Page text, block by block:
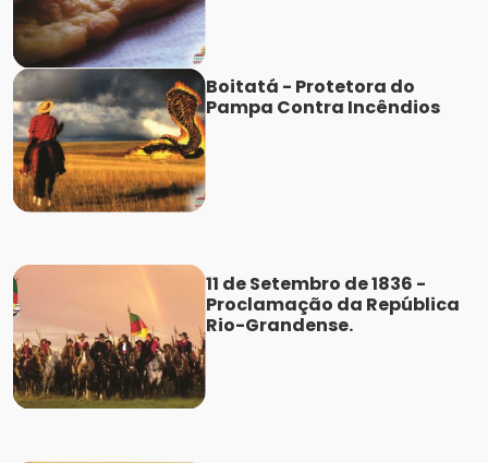
Boitatá - Protetora do
Pampa Contra Incêndios
11 de Setembro de 1836 -
Proclamação da República
Rio-Grandense.